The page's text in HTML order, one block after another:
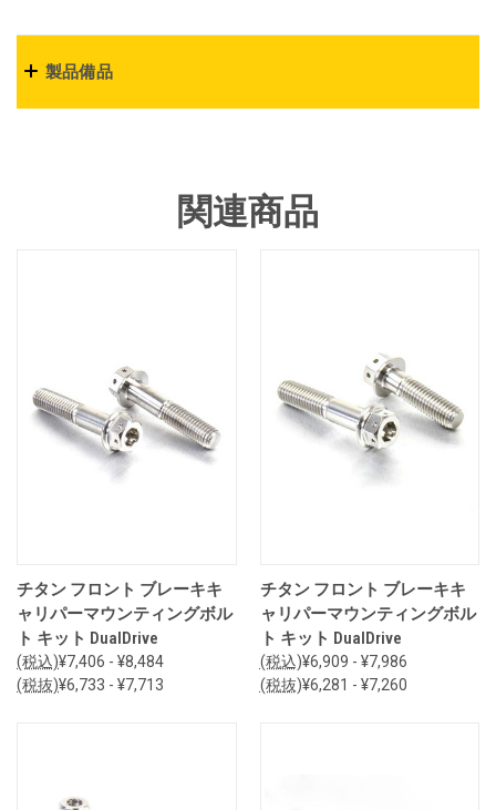
製品備品
関連商品
チタン フロント ブレーキキ
ャリパーマウンティングボル
ト キット DualDrive
¥7,406 - ¥8,484
(税込)
¥6,733 - ¥7,713
(税抜)
チタン フロント ブレーキキ
ャリパーマウンティングボル
ト キット DualDrive
¥6,909 - ¥7,986
(税込)
¥6,281 - ¥7,260
(税抜)